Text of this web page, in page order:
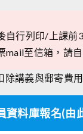
自行列印/上課
至信箱，請
除講義與郵寄費
資料庫報名(由